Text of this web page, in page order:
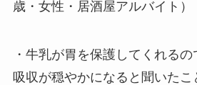
歳・女性・居酒屋アルバイト）
・牛乳が胃を保護してくれる
吸収が穏やかになると聞いた